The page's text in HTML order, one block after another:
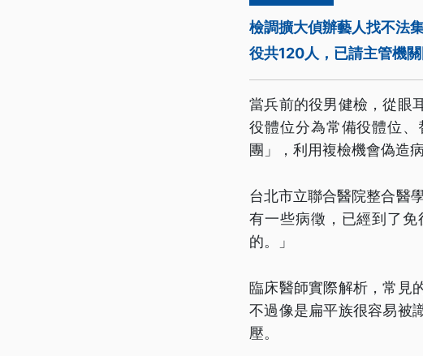
檢調擴大偵辦藝人找不法
役共120人，已請主管機
當兵前的役男健檢，從眼
役體位分為常備役體位
團」，利用複檢機會偽造
台北市立聯合醫院整合醫
有一些病徵，已經到了
的。」
臨床醫師實際解析，常見
不過像是扁平族很容易被
壓。